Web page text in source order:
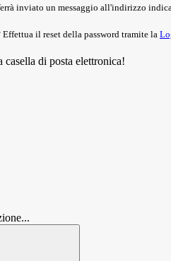
inviato un messaggio all'indirizzo
il reset della password tramite la
di posta elettronica!